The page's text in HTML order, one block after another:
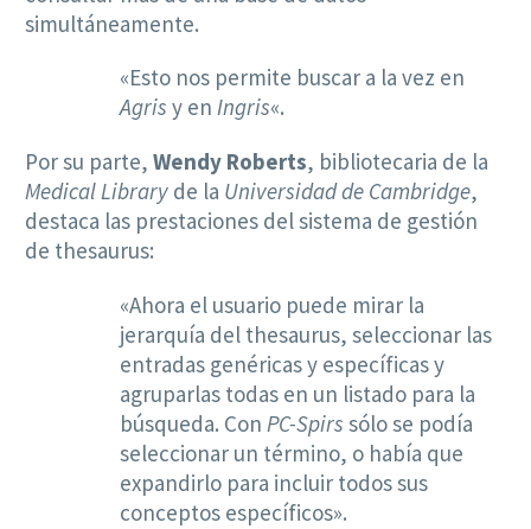
simultáneamente.
«Esto nos permite buscar a la vez en
Agris y en Ingris«.
Por su parte, Wendy Roberts, bibliotecaria de la
Medical Library de la Universidad de Cambridge,
destaca las prestaciones del sistema de gestión
de thesaurus:
«Ahora el usuario puede mirar la
jerarquía del thesaurus, seleccionar las
entradas genéricas y específicas y
agruparlas todas en un listado para la
búsqueda. Con PC-Spirs sólo se podía
seleccionar un término, o había que
expandirlo para incluir todos sus
conceptos específicos».